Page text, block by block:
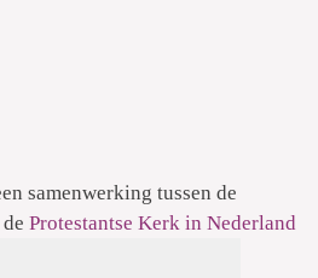
samenwerking tussen de
Protestantse Kerk in Nederland